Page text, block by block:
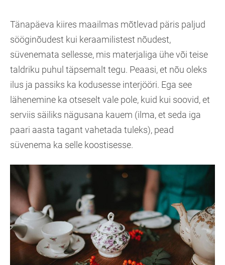
Tänapäeva kiires maailmas mõtlevad päris paljud
sööginõudest kui keraamilistest nõudest,
süvenemata sellesse, mis materjaliga ühe või teise
taldriku puhul täpsemalt tegu. Peaasi, et nõu oleks
ilus ja passiks ka kodusesse interjööri. Ega see
lähenemine ka otseselt vale pole, kuid kui soovid, et
serviis säiliks nägusana kauem (ilma, et seda iga
paari aasta tagant vahetada tuleks), pead
süvenema ka selle koostisesse.